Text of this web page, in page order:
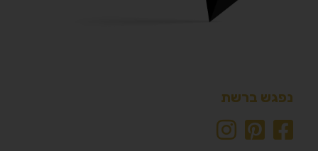
נפגש ברשת